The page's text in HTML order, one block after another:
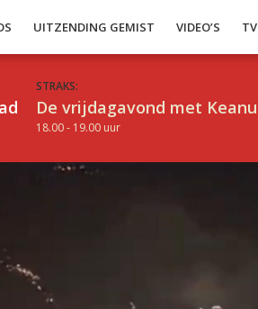
UITZENDING GEMIST VIDEO’S TV
STRAKS:
De vrijdagavond met Keanu
18.00 - 19.00 uur